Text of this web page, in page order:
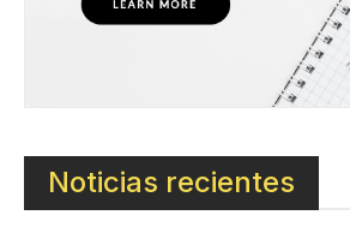
Noticias recientes